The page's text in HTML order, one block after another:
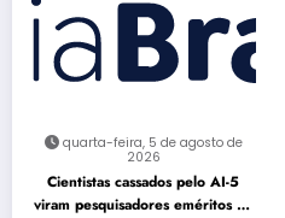
quarta-feira, 5 de agosto de
2026
Cientistas cassados pelo AI-5
viram pesquisadores eméritos da